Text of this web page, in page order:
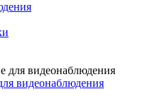
видеонаблюдения